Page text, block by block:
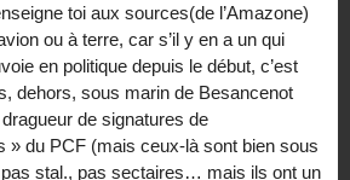
toi aux sources(de l’Amazone)
ou à terre, car s’il y en a un qui
en politique depuis le début, c’est
dehors, sous marin de Besancenot
de signatures de
» du PCF (mais ceux-là sont bien sous
stal., pas sectaires… mais ils ont un